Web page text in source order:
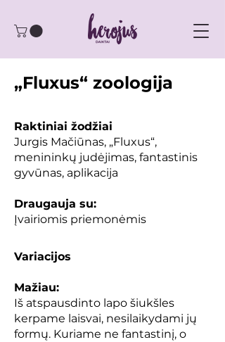
„Fluxus“ zoologija
Raktiniai žodžiai
Jurgis Mačiūnas, „Fluxus“,
menininkų judėjimas, fantastinis
gyvūnas, aplikacija
Draugauja su:
Įvairiomis priemonėmis
Variacijos
Mažiau:
Iš atspausdinto lapo šiukšles
kerpame laisvai, nesilaikydami jų
formų. Kuriame ne fantastinį, o